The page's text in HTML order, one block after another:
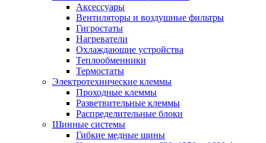
Аксессуары
Вентиляторы и воздушные фильтры
Гигростаты
Нагреватели
Охлаждающие устройства
Теплообменники
Термостаты
Электротехнические клеммы
Проходные клеммы
Разветвительные клеммы
Распределительные блоки
Шинные системы
Гибкие медные шины